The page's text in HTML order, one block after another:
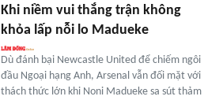
Khi niềm vui thắng trận không
khỏa lấp nỗi lo Madueke
Dù đánh bại Newcastle United để chiếm ngôi
đầu Ngoại hạng Anh, Arsenal vẫn đối mặt với
thách thức lớn khi Noni Madueke sa sút thảm